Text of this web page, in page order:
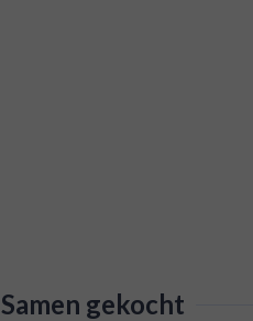
Samen gekocht